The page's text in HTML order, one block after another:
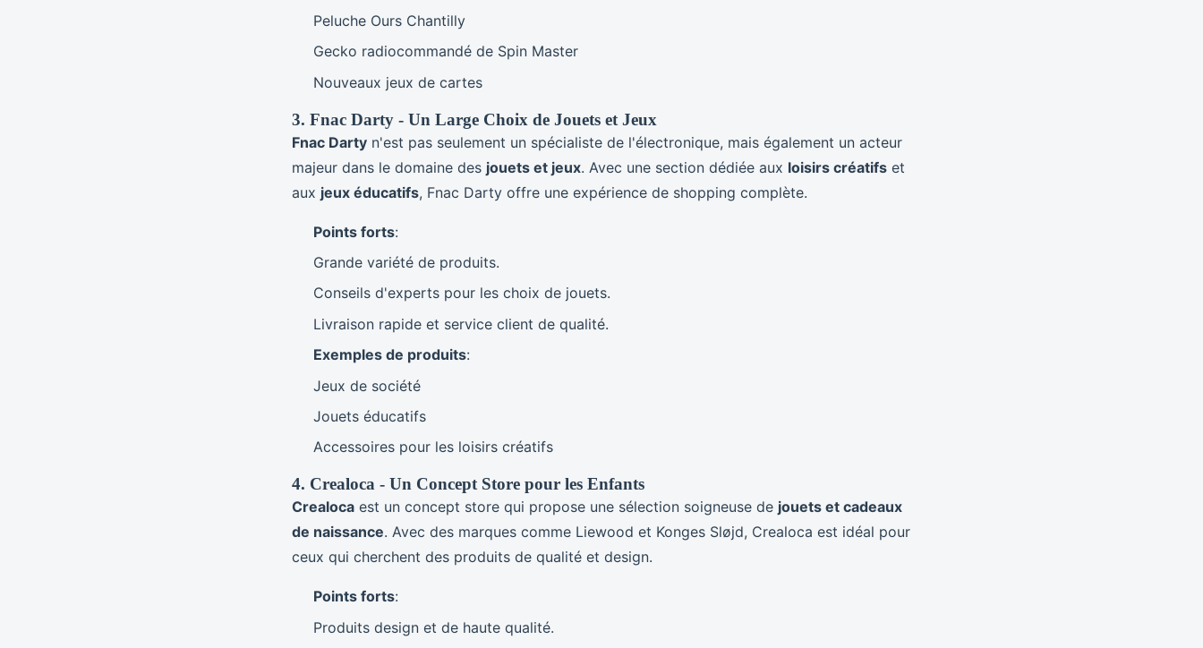
Peluche Ours Chantilly
Gecko radiocommandé de Spin Master
Nouveaux jeux de cartes
3. Fnac Darty - Un Large Choix de Jouets et Jeux
Fnac Darty n'est pas seulement un spécialiste de l'électronique, mais également un acteur
majeur dans le domaine des jouets et jeux. Avec une section dédiée aux loisirs créatifs et
aux jeux éducatifs, Fnac Darty offre une expérience de shopping complète.
Points forts:
Grande variété de produits.
Conseils d'experts pour les choix de jouets.
Livraison rapide et service client de qualité.
Exemples de produits:
Jeux de société
Jouets éducatifs
Accessoires pour les loisirs créatifs
4. Crealoca - Un Concept Store pour les Enfants
Crealoca est un concept store qui propose une sélection soigneuse de jouets et cadeaux
de naissance. Avec des marques comme Liewood et Konges Sløjd, Crealoca est idéal pour
ceux qui cherchent des produits de qualité et design.
Points forts:
Produits design et de haute qualité.